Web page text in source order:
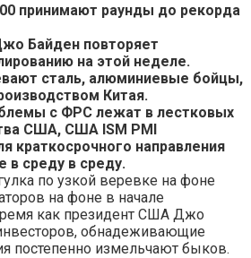
принимают раунды до рекорда
Байден повторяет
на этой неделе.
сталь, алюминиевые бойцы,
Китая.
с ФРС лежат в лестковых
США, США ISM PMI
краткосрочного направления
среду в среду.
по узкой веревке на фоне
на фоне в начале
как президент США Джо
обнадеживающие
постепенно измельчают быков.